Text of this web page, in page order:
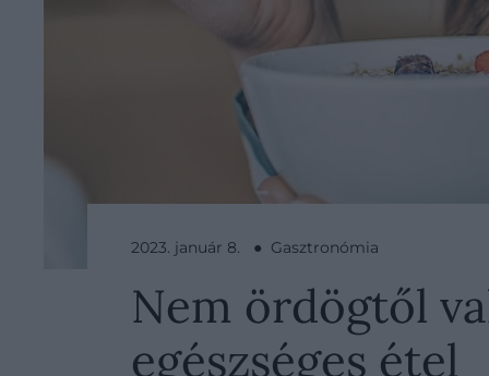
2023. január 8. ● Gasztronómia
Nem ördögtől
egészséges étel